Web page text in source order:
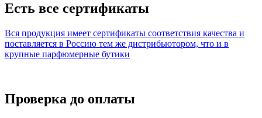
Есть все сертификаты
Вся продукция имеет сертификаты соответствия качества и
поставляется в Россию тем же дистрибьютором, что и в
крупные парфюмерные бутики
Проверка до оплаты